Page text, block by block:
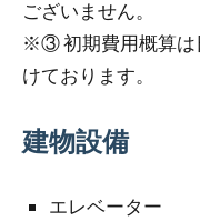
ございません。
※③ 初期費用概算は
けております。
建物設備
エレベーター